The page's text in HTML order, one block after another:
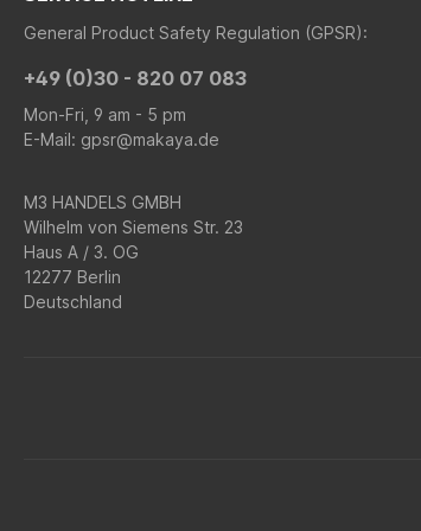
General Product Safety Regulation (GPSR):
+49 (0)30 - 820 07 083
Mon-Fri, 9 am - 5 pm
E-Mail: gpsr@makaya.de
M3 HANDELS GMBH
Wilhelm von Siemens Str. 23
Haus A / 3. OG
12277 Berlin
Deutschland